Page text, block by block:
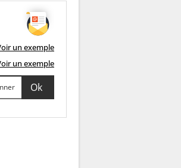
un exemple
un exemple